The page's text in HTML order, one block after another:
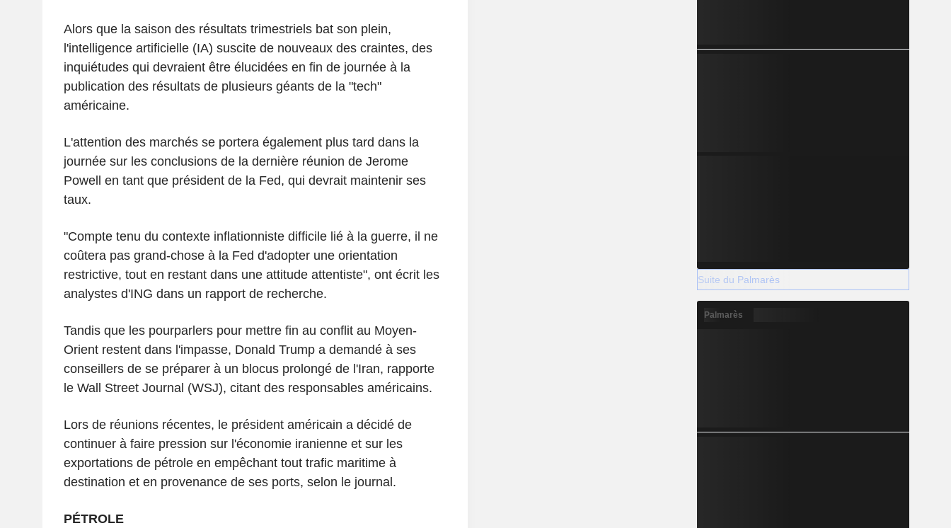
Alors que la saison des résultats trimestriels bat son plein,
l'intelligence artificielle (IA) suscite de nouveaux des craintes, des
inquiétudes qui devraient être élucidées en fin de journée à la
publication des résultats de plusieurs géants de la "tech"
américaine.
L'attention des marchés se portera également plus tard dans la
journée sur les conclusions de la dernière réunion de Jerome
Powell en tant que président de la Fed, qui devrait maintenir ses
taux.
"Compte tenu du contexte inflationniste difficile lié à la guerre, il ne
coûtera pas grand-chose à la Fed d'adopter une orientation
restrictive, tout en restant dans une attitude attentiste", ont écrit les
analystes d'ING dans un rapport de recherche.
Tandis que les pourparlers pour mettre fin au conflit au Moyen-
Orient restent dans l'impasse, Donald Trump a demandé à ses
conseillers de se préparer à un blocus prolongé de l'Iran, rapporte
le Wall Street Journal (WSJ), citant des responsables américains.
Lors de réunions récentes, le président américain a décidé de
continuer à faire pression sur l'économie iranienne et sur les
exportations de pétrole en empêchant tout trafic maritime à
destination et en provenance de ses ports, selon le journal.
PÉTROLE
Suite du Palmarès
Palmarès